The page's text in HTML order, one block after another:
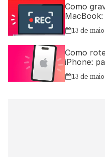
Como
simples
13 de
Como
iPhone:
13 de